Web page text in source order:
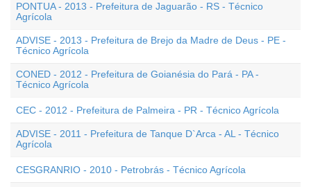
PONTUA - 2013 - Prefeitura de Jaguarão - RS - Técnico
Agrícola
ADVISE - 2013 - Prefeitura de Brejo da Madre de Deus - PE -
Técnico Agrícola
CONED - 2012 - Prefeitura de Goianésia do Pará - PA -
Técnico Agrícola
CEC - 2012 - Prefeitura de Palmeira - PR - Técnico Agrícola
ADVISE - 2011 - Prefeitura de Tanque D`Arca - AL - Técnico
Agrícola
CESGRANRIO - 2010 - Petrobrás - Técnico Agrícola